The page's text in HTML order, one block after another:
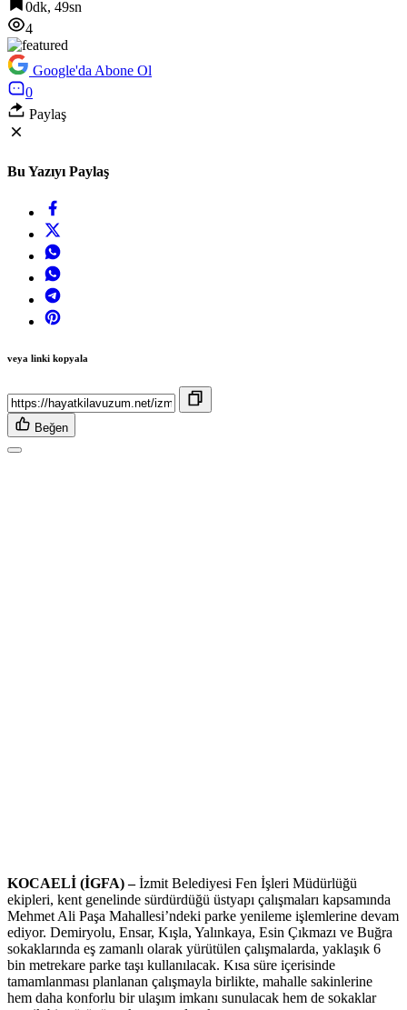
0dk, 49sn
4
Google'da Abone Ol
0
Paylaş
Bu Yazıyı Paylaş
veya linki kopyala
Beğen
KOCAELİ (İGFA) –İzmit Belediyesi Fen İşleri Müdürlüğü
ekipleri, kent genelinde sürdürdüğü üstyapı çalışmaları kapsamında
Mehmet Ali Paşa Mahallesi’ndeki parke yenileme işlemlerine devam
ediyor. Demiryolu, Ensar, Kışla, Yalınkaya, Esin Çıkmazı ve Buğra
sokaklarında eş zamanlı olarak yürütülen çalışmalarda, yaklaşık 6
bin metrekare parke taşı kullanılacak. Kısa süre içerisinde
tamamlanması planlanan çalışmayla birlikte, mahalle sakinlerine
hem daha konforlu bir ulaşım imkanı sunulacak hem de sokaklar